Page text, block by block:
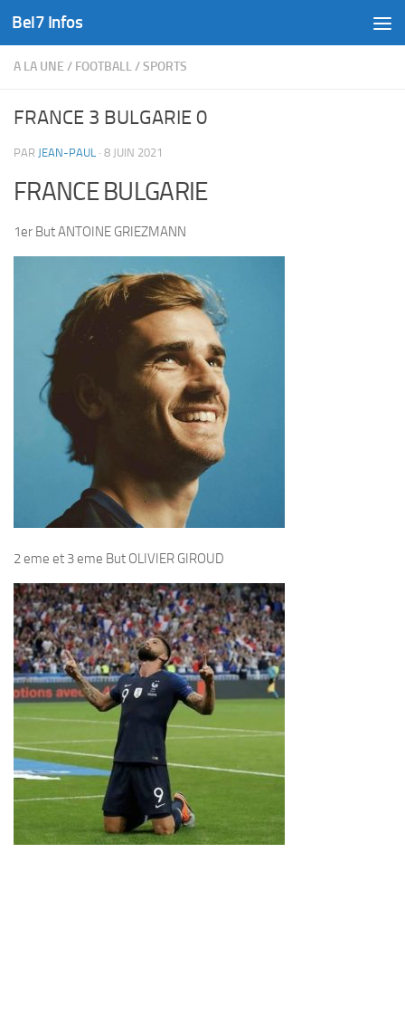
Skip to content
Bel7 Infos
A LA UNE / FOOTBALL/SPORTS
FRANCE 3 BULGARIE 0
PAR JEAN-PAUL · 8 JUIN 2021
FRANCE BULGARIE
1er But ANTOINE GRIEZMANN
2 eme et 3 eme But OLIVIER GIROUD